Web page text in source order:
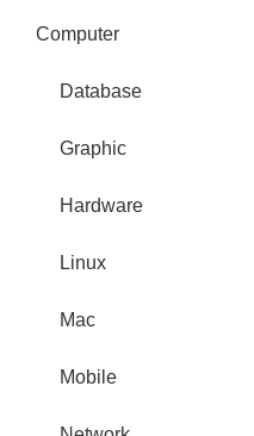
Computer
Database
Graphic
Hardware
Linux
Mac
Mobile